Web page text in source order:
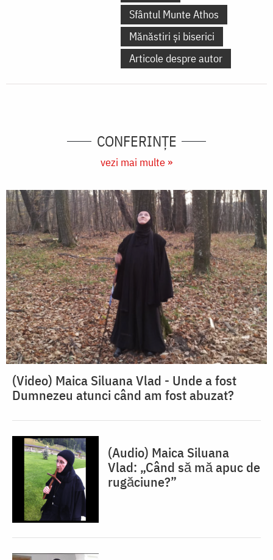
Sfântul Munte Athos
Mănăstiri și biserici
Articole despre autor
CONFERINȚE
vezi mai multe »
(Video) Maica Siluana Vlad - Unde a fost
Dumnezeu atunci când am fost abuzat?
(Audio) Maica Siluana
Vlad: „Când să mă apuc de
rugăciune?”